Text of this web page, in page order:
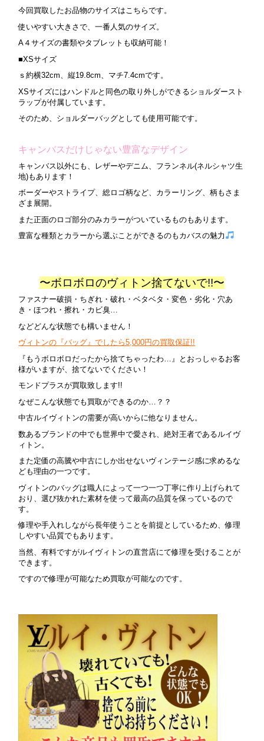
今回買取したお品物のサイズはこちらです。
使いやすい大きさで、一番人気のサイズ。
A４サイズの書類やタブレットも収納可能！
■XSサイズ
ｓ約横32cm、縦19.8cm、マチ7.4cmです。
XSサイズにはハンドルと同色の取り外しができるショルダースト
ラップが付属しています。
そのため、ショルダーバッグとしても使用可能です。
キャンバスだけじゃない豊富なデザイン
キャンバス以外にも、レザーやデニム、フランネル(ネルシャツ生
地)もあります！
ボーダーやストライプ、総ロゴ柄など、カラーリング、柄もさま
ざま展開。
また正面のロゴ部分のみカラーがついているものもあります。
豊富な種類とカラーから選ぶことができるのもカバスの魅力
〜ボロボロのヴィトン捨てないで!!〜
ファスナー破損・ちぎれ・破れ・ベタベタ・変色・劣化・穴あ
き・ほつれ・擦れ・カビ臭…
などどんな状態でも構いません！
ヴィトンの『バッグ』でしたら5,000円の買取保証!!
『もうボロボロだったから捨てちゃったわ…』とおっしゃるお客
様がいますが、捨てないでください！
モンドプラスが買取致します!!
なぜこんな状態でも買取ができるのか…？？
中古ルイヴィトンの需要が高いからに他なりません。
数あるブランドの中でも世界中で愛され、絶対王者であるルイヴ
ィトン。
また定価の高騰や中古にしか出せないヴィンテージ感に求めるな
ども理由の一つです。
ヴィトンのバッグは職人によって一つ一つ丁寧に作り上げられて
おり、選び抜かれた素材を使って最高の品質を保っているので
す。
修理や手入れしながら長年使うことを前提としているため、修理
しやすい品質でもあります。
当然、有料ですがルイヴィトンの直営店にて修理を受けることが
できます。
ですので修理が可能なため買取が可能なのです。